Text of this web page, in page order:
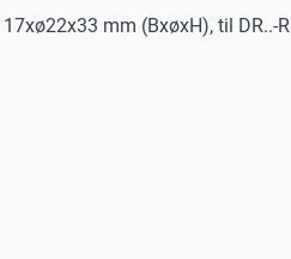
mm (BxøxH), til DR..-R